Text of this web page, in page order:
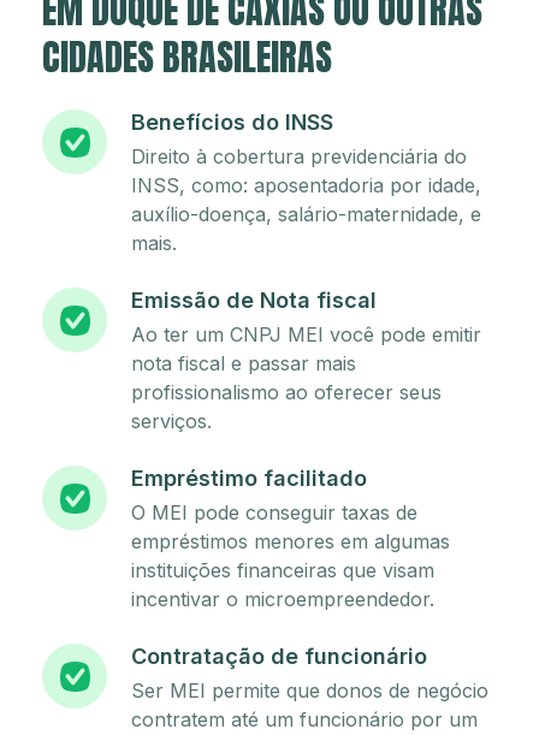
CIDADES BRASILEIRAS
Benefícios do INSS
Direito à cobertura previdenciária do
INSS, como: aposentadoria por idade,
auxílio-doença, salário-maternidade, e
mais.
Emissão de Nota fiscal
Ao ter um CNPJ MEI você pode emitir
nota fiscal e passar mais
profissionalismo ao oferecer seus
serviços.
Empréstimo facilitado
O MEI pode conseguir taxas de
empréstimos menores em algumas
instituições financeiras que visam
incentivar o microempreendedor.
Contratação de funcionário
Ser MEI permite que donos de negócio
contratem até um funcionário por um